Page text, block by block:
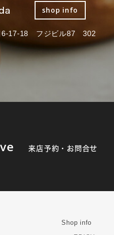
shop info
6-17-18 フジビル87 302
来店予約・お問合せ
Shop info